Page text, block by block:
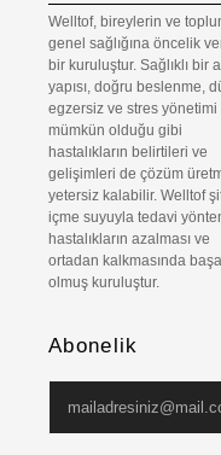
Welltof, bireylerin ve
genel sağlığına öncelik
bir kuruluştur. Sağlıklı bir
yapısı, doğru beslenme,
egzersiz ve stres yönetimi
mümkün olduğu gibi
hastalıkların belirtileri ve
gelişimleri de çözüm
yetersiz kalabilir. Welltof
içme suyuyla tedavi
hastalıkların azalması ve
ortadan kalkmasında
olmuş kuruluştur.
Abonelik